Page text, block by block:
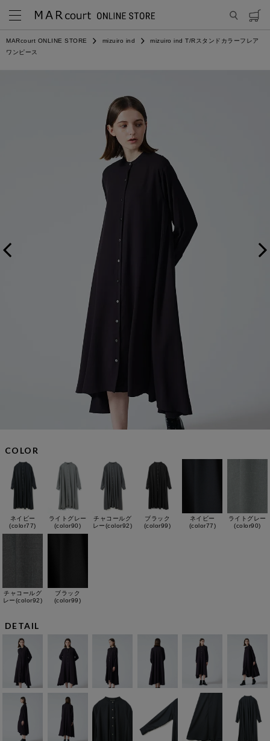
MARcourt ONLINE STORE mizuiro ind
mizuiro ind T/Rスタンドカラーフレア
ワンピース
COLOR
ネイビー
(color77)
ライトグレー
(color90)
チャコールグ
レー(color92)
ブラック
(color99)
ネイビー
(color77)
ライトグレー
(color90)
チャコールグ
レー(color92)
ブラック
(color99)
DETAIL